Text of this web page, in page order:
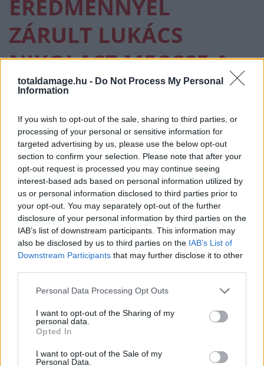
totaldamage.hu - Do Not Process My Personal
Information
If you wish to opt-out of the sale, sharing to third parties, or
processing of your personal or sensitive information for
targeted advertising by us, please use the below opt-out
section to confirm your selection. Please note that after your
opt-out request is processed you may continue seeing
interest-based ads based on personal information utilized by
us or personal information disclosed to third parties prior to
your opt-out. You may separately opt-out of the further
disclosure of your personal information by third parties on the
IAB’s list of downstream participants. This information may
also be disclosed by us to third parties on the IAB’s List of
Downstream Participants that may further disclose it to other
Personal Data Processing Opt Outs
I want to opt-out of the Sharing of my
personal data.
Opted In
I want to opt-out of the Sale of my
Personal Data.
EREDMÉNNYEL
ZÁRULT LUKÁCS
NIKOLASZ MECCSE A
COMBATX-BEN
MAGYAR · MMA · 2026 JÚNIUS 06, SZOMBATbyTD_STRYDER
Lukács Nikolasz meccse egy, a küzdősportokban
nagyon ritka eredménnyel zárult a CombatX budapesti
gáláján.…